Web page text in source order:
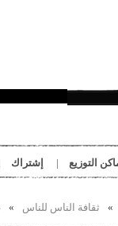
التوزيع إشتراك
ثقافة الناس للناس